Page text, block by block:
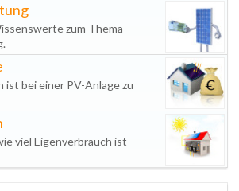
zum Thema
bei einer PV-Anlage zu
viel Eigenverbrauch ist